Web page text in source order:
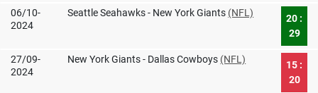
06/10-
2024
Seattle Seahawks - New York Giants (NFL)
20 :
29
27/09-
2024
New York Giants - Dallas Cowboys (NFL)
15 :
20